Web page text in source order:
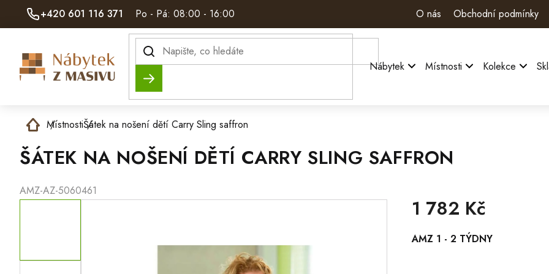
+420 601 116 371 Po - Pá: 08:00 - 16:00 O nás Obchodní podmínky
Hledat Nábytek Místnosti Kolekce
DomůMístnostiŠátek na nošení dětí Carry Sling saffron
ŠÁTEK NA NOŠENÍ DĚTÍ CARRY SLING SAFFRON
AMZ-AZ-5060461
1 782 Kč
Měrná
cena:
AMZ 1 - 2 TÝDNY